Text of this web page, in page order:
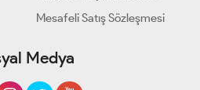
Mesafeli Satış Sözleşmesi
Medya